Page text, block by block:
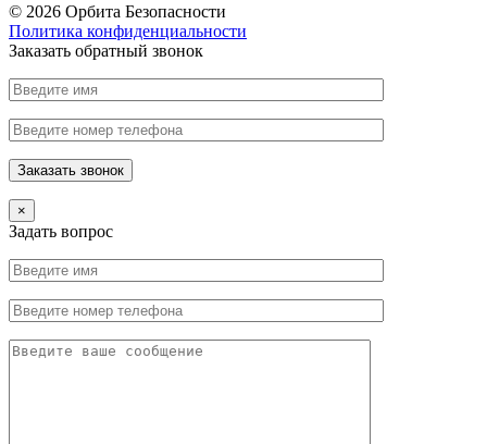
© 2026 Орбита Безопасности
Политика конфиденциальности
Заказать обратный звонок
×
Задать вопрос